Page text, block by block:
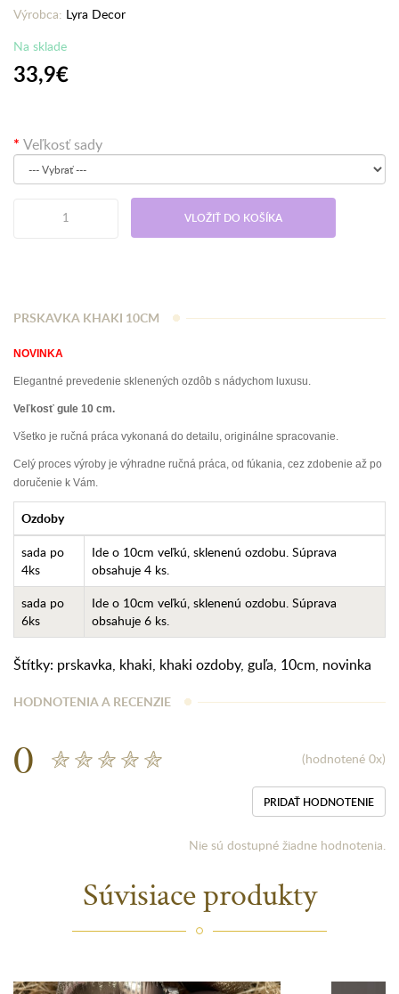
Výrobca: Lyra Decor
Na sklade
33,9€
Veľkosť sady
VLOŽIŤ DO KOŠÍKA
PRSKAVKA KHAKI 10CM
NOVINKA
Elegantné prevedenie sklenených ozdôb s nádychom luxusu.
Veľkosť gule 10 cm.
Všetko je ručná práca vykonaná do detailu, originálne spracovanie.
Celý proces výroby je výhradne ručná práca, od fúkania, cez zdobenie až po
doručenie k Vám.
Ozdoby
sada po
4ks
Ide o 10cm veľkú, sklenenú ozdobu. Súprava
obsahuje 4 ks.
sada po
6ks
Ide o 10cm veľkú, sklenenú ozdobu. Súprava
obsahuje 6 ks.
Štítky: prskavka, khaki, khaki ozdoby, guľa, 10cm, novinka
HODNOTENIA A RECENZIE
0 (hodnotené 0x)
PRIDAŤ HODNOTENIE
Nie sú dostupné žiadne hodnotenia.
Súvisiace produkty